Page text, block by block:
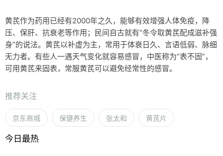
黄芪作为药用已经有2000年之久，能够有效增强人体免疫，降
压、保肝、抗衰老等作用；民间自古就有“冬令取黄芪配成滋补强
身”的说法。黄芪以补虚为主，常用于体衰日久、言语低弱、脉细
无力者。有些人一遇天气变化就容易感冒，中医称为“表不固”，
可用黄芪来固表，常服黄芪可以避免经常性的感冒。
推荐关注
京东商城 保健养生 张太和 黄芪片
今日最热